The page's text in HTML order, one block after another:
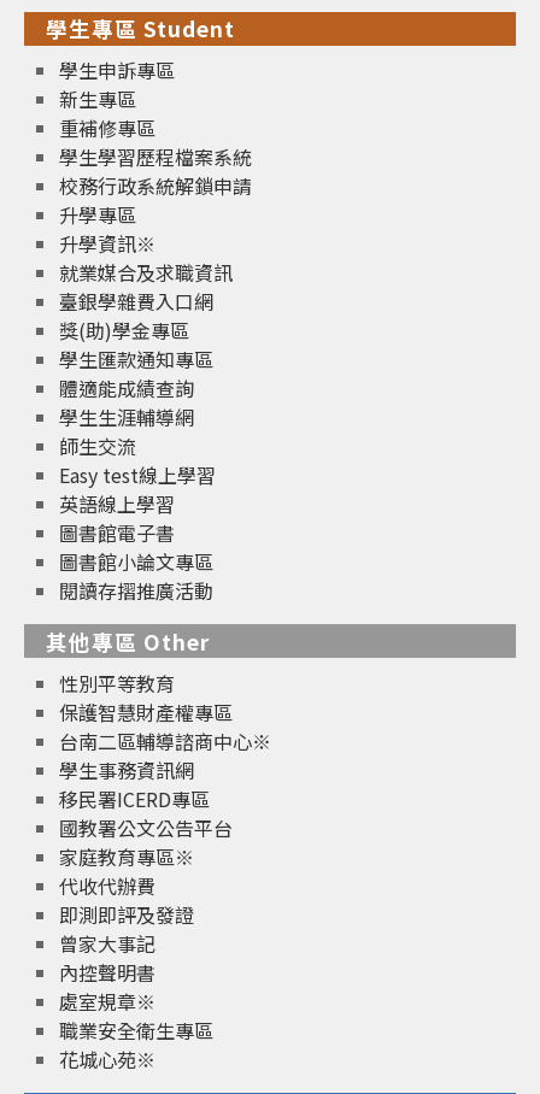
學生專區 Student
學生申訴專區
新生專區
重補修專區
學生學習歷程檔案系統
校務行政系統解鎖申請
升學專區
升學資訊※
就業媒合及求職資訊
臺銀學雜費入口網
獎(助)學金專區
學生匯款通知專區
體適能成績查詢
學生生涯輔導網
師生交流
Easy test線上學習
英語線上學習
圖書館電子書
圖書館小論文專區
閱讀存摺推廣活動
其他專區 Other
性別平等教育
保護智慧財產權專區
台南二區輔導諮商中心※
學生事務資訊網
移民署ICERD專區
國教署公文公告平台
家庭教育專區※
代收代辦費
即測即評及發證
曾家大事記
內控聲明書
處室規章※
職業安全衛生專區
花城心苑※